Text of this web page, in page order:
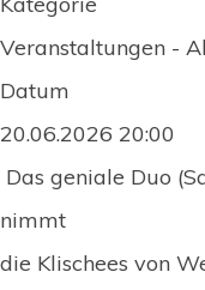
Veranstaltungen -
Datum
20.06.2026 20:00
Das geniale Duo
nimmt
die Klischees von